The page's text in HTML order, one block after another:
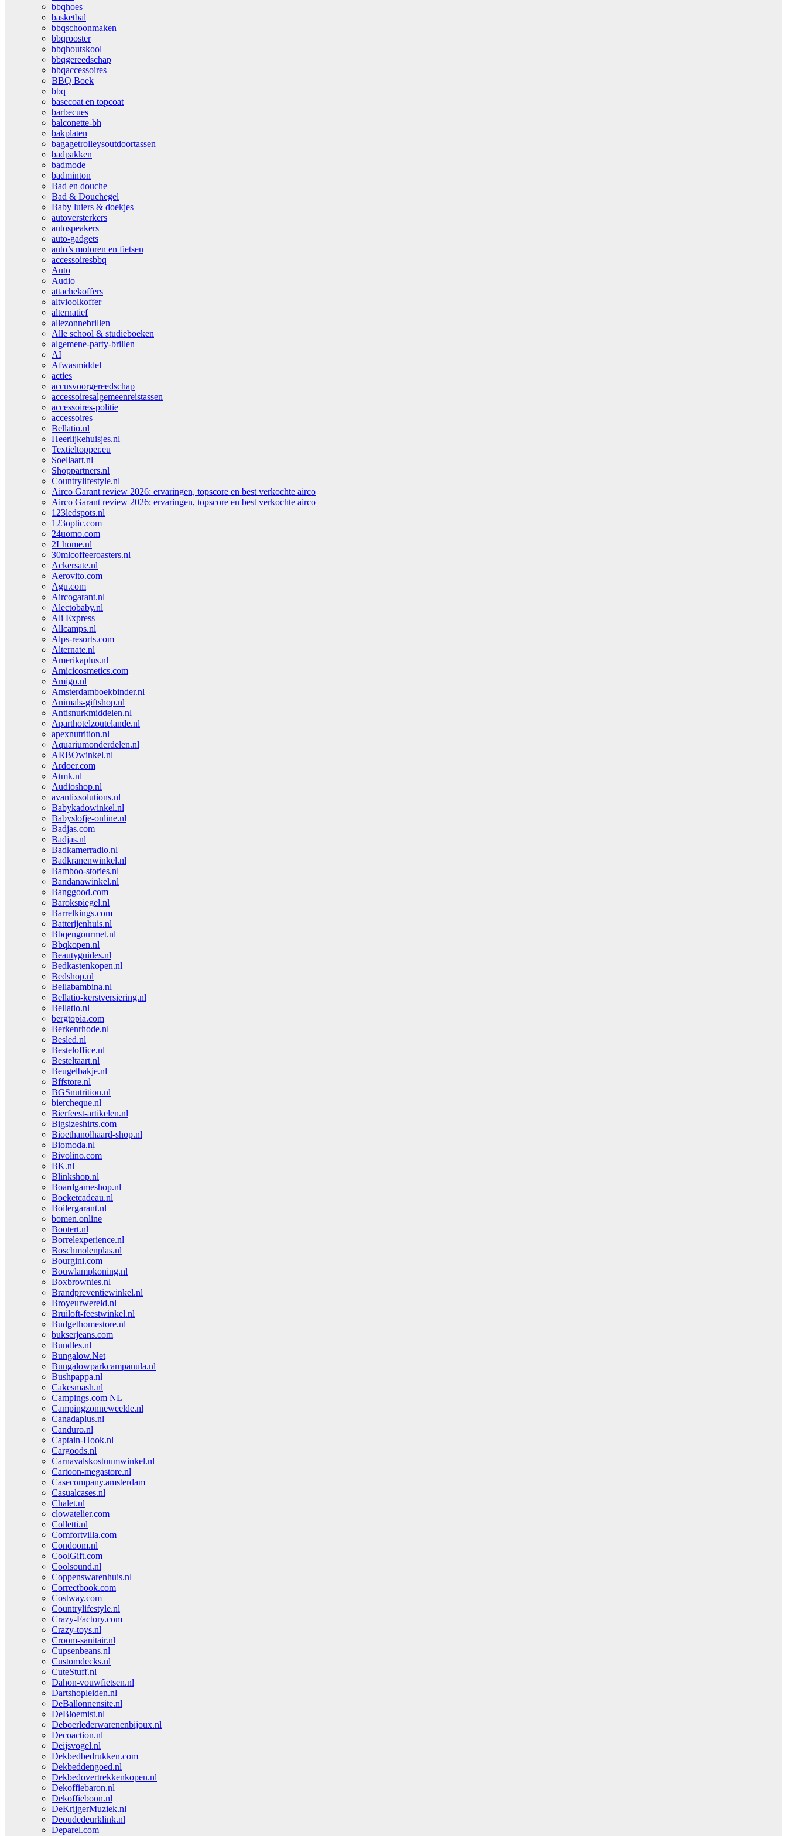
bbqhoes
basketbal
bbqschoonmaken
bbqrooster
bbqhoutskool
bbqgereedschap
bbqaccessoires
BBQ Boek
bbq
basecoat en topcoat
barbecues
balconette-bh
bakplaten
bagagetrolleysoutdoortassen
badpakken
badmode
badminton
Bad en douche
Bad & Douchegel
Baby luiers & doekjes
autoversterkers
autospeakers
auto-gadgets
auto’s motoren en fietsen
accessoiresbbq
Auto
Audio
attachekoffers
altvioolkoffer
alternatief
allezonnebrillen
Alle school & studieboeken
algemene-party-brillen
AI
Afwasmiddel
acties
accusvoorgereedschap
accessoiresalgemeenreistassen
accessoires-politie
accessoires
Bellatio.nl
Heerlijkehuisjes.nl
Textieltopper.eu
Soellaart.nl
Shoppartners.nl
Countrylifestyle.nl
Airco Garant review 2026: ervaringen, topscore en best verkochte airco
Airco Garant review 2026: ervaringen, topscore en best verkochte airco
123ledspots.nl
123optic.com
24uomo.com
2Lhome.nl
30mlcoffeeroasters.nl
Ackersate.nl
Aerovito.com
Agu.com
Aircogarant.nl
Alectobaby.nl
Ali Express
Allcamps.nl
Alps-resorts.com
Alternate.nl
Amerikaplus.nl
Amicicosmetics.com
Amigo.nl
Amsterdamboekbinder.nl
Animals-giftshop.nl
Antisnurkmiddelen.nl
Aparthotelzoutelande.nl
apexnutrition.nl
Aquariumonderdelen.nl
ARBOwinkel.nl
Ardoer.com
Atmk.nl
Audioshop.nl
avantixsolutions.nl
Babykadowinkel.nl
Babyslofje-online.nl
Badjas.com
Badjas.nl
Badkamerradio.nl
Badkranenwinkel.nl
Bamboo-stories.nl
Bandanawinkel.nl
Banggood.com
Barokspiegel.nl
Barrelkings.com
Batterijenhuis.nl
Bbqengourmet.nl
Bbqkopen.nl
Beautyguides.nl
Bedkastenkopen.nl
Bedshop.nl
Bellabambina.nl
Bellatio-kerstversiering.nl
Bellatio.nl
bergtopia.com
Berkenrhode.nl
Besled.nl
Besteloffice.nl
Besteltaart.nl
Beugelbakje.nl
Bffstore.nl
BGSnutrition.nl
biercheque.nl
Bierfeest-artikelen.nl
Bigsizeshirts.com
Bioethanolhaard-shop.nl
Biomoda.nl
Bivolino.com
BK.nl
Blinkshop.nl
Boardgameshop.nl
Boeketcadeau.nl
Boilergarant.nl
bomen.online
Bootert.nl
Borrelexperience.nl
Boschmolenplas.nl
Bourgini.com
Bouwlampkoning.nl
Boxbrownies.nl
Brandpreventiewinkel.nl
Broyeurwereld.nl
Bruiloft-feestwinkel.nl
Budgethomestore.nl
bukserjeans.com
Bundles.nl
Bungalow.Net
Bungalowparkcampanula.nl
Bushpappa.nl
Cakesmash.nl
Campings.com NL
Campingzonneweelde.nl
Canadaplus.nl
Canduro.nl
Captain-Hook.nl
Cargoods.nl
Carnavalskostuumwinkel.nl
Cartoon-megastore.nl
Casecompany.amsterdam
Casualcases.nl
Chalet.nl
clowatelier.com
Colletti.nl
Comfortvilla.com
Condoom.nl
CoolGift.com
Coolsound.nl
Coppenswarenhuis.nl
Correctbook.com
Costway.com
Countrylifestyle.nl
Crazy-Factory.com
Crazy-toys.nl
Croom-sanitair.nl
Cupsenbeans.nl
Customdecks.nl
CuteStuff.nl
Dahon-vouwfietsen.nl
Dartshopleiden.nl
DeBallonnensite.nl
DeBloemist.nl
Deboerlederwarenenbijoux.nl
Decoaction.nl
Deijsvogel.nl
Dekbedbedrukken.com
Dekbeddengoed.nl
Dekbedovertrekkenkopen.nl
Dekoffiebaron.nl
Dekoffieboon.nl
DeKrijgerMuziek.nl
Deoudedeurklink.nl
Deparel.com